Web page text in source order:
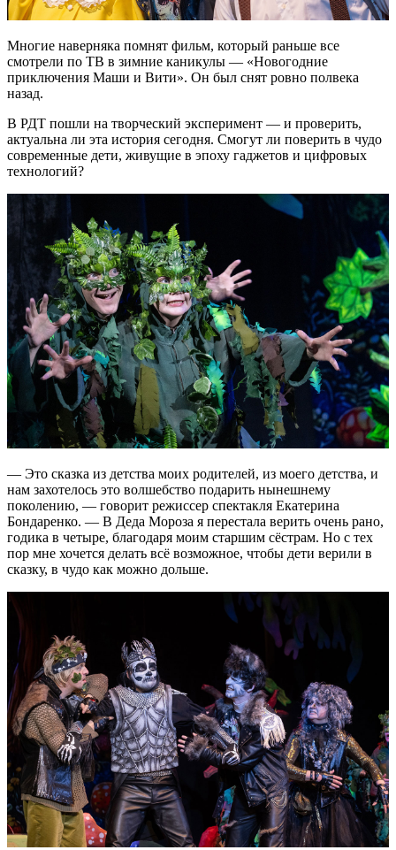
Многие наверняка помнят фильм, который раньше все
смотрели по ТВ в зимние каникулы — «Новогодние
приключения Маши и Вити». Он был снят ровно полвека
назад.
В РДТ пошли на творческий эксперимент — и проверить,
актуальна ли эта история сегодня. Смогут ли поверить в чудо
современные дети, живущие в эпоху гаджетов и цифровых
технологий?
— Это сказка из детства моих родителей, из моего детства, и
нам захотелось это волшебство подарить нынешнему
поколению, — говорит режиссер спектакля Екатерина
Бондаренко. — В Деда Мороза я перестала верить очень рано,
годика в четыре, благодаря моим старшим сёстрам. Но с тех
пор мне хочется делать всё возможное, чтобы дети верили в
сказку, в чудо как можно дольше.